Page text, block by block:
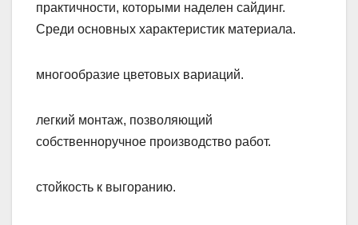
практичности, которыми наделен сайдинг.
Среди основных характеристик материала.
многообразие цветовых вариаций.
легкий монтаж, позволяющий
собственноручное производство работ.
стойкость к выгоранию.